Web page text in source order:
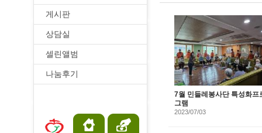
게시판
상담실
셀린앨범
나눔후기
7월 민들레봉사단 특성화프
그램
2023/07/03